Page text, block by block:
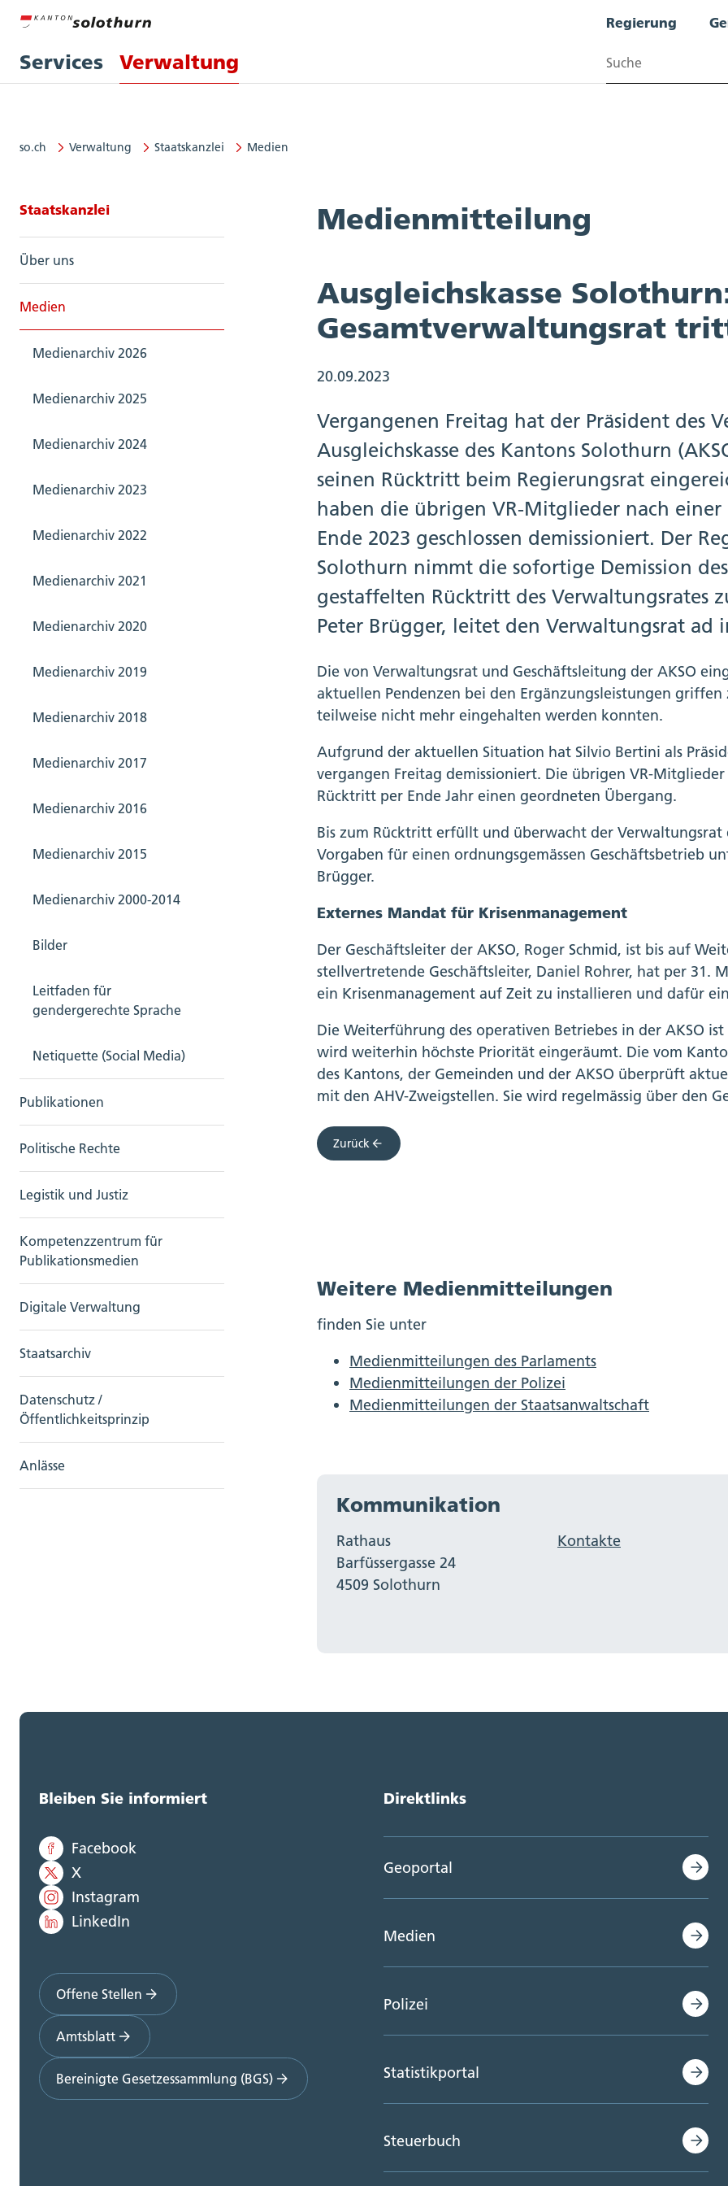
Services Verwaltung
Regierung
Suchen
so.ch Verwaltung Staatskanzlei Medien
Seitennavigation: Staatskanzlei
Staatskanzlei
Über uns
Medien
Medienarchiv 2026
Medienarchiv 2025
Medienarchiv 2024
Medienarchiv 2023
Medienarchiv 2022
Medienarchiv 2021
Medienarchiv 2020
Medienarchiv 2019
Medienarchiv 2018
Medienarchiv 2017
Medienarchiv 2016
Medienarchiv 2015
Medienarchiv 2000-2014
Bilder
Leitfaden für
gendergerechte Sprache
Netiquette (Social Media)
Publikationen
Politische Rechte
Legistik und Justiz
Kompetenzzentrum für
Publikationsmedien
Digitale Verwaltung
Staatsarchiv
Datenschutz /
Öffentlichkeitsprinzip
Anlässe
Medienmitteilung
Ausgleichskasse
Gesamtverwaltungsrat
20.09.2023
Vergangenen Freitag hat der Präsident des
Ausgleichskasse des Kantons Solothurn
seinen Rücktritt beim Regierungsrat
haben die übrigen VR-Mitglieder nach
Ende 2023 geschlossen demissioniert. Der
Solothurn nimmt die sofortige Demission
gestaffelten Rücktritt des Verwaltungsrates
Peter Brügger, leitet den Verwaltungsrat ad
Die von Verwaltungsrat und Geschäftsleitung der AKSO
aktuellen Pendenzen bei den Ergänzungsleistungen griffen
teilweise nicht mehr eingehalten werden konnten.
Aufgrund der aktuellen Situation hat Silvio Bertini als
vergangen Freitag demissioniert. Die übrigen VR-
Rücktritt per Ende Jahr einen geordneten Übergang.
Bis zum Rücktritt erfüllt und überwacht der
Vorgaben für einen ordnungsgemässen Geschäftsbetrieb
Brügger.
Externes Mandat für Krisenmanagement
Der Geschäftsleiter der AKSO, Roger Schmid, ist bis auf
stellvertretende Geschäftsleiter, Daniel Rohrer, hat per 31.
ein Krisenmanagement auf Zeit zu installieren und dafür
Die Weiterführung des operativen Betriebes in der AKSO
wird weiterhin höchste Priorität eingeräumt. Die vom
des Kantons, der Gemeinden und der AKSO überprüft
mit den AHV-Zweigstellen. Sie wird regelmässig über den
Zurück
Weitere Medienmitteilungen
finden Sie unter
Medienmitteilungen des Parlaments
Medienmitteilungen der Polizei
Medienmitteilungen der Staatsanwaltschaft
Kommunikation
Rathaus
Barfüssergasse 24
4509 Solothurn
Kontakte
Bleiben Sie informiert
Facebook
X
Instagram
LinkedIn
Offene Stellen
Amtsblatt
Bereinigte Gesetzessammlung (BGS)
Direktlinks
Geoportal
Medien
Polizei
Statistikportal
Steuerbuch